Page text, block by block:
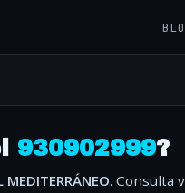
930902999?
MEDITERRÁNEO. Consulta